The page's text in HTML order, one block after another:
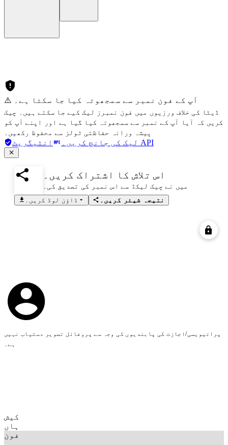
⚠️ آپ کے فون نمبر سے سمجھوتہ کیا جا سکتا ہے۔
ڈیٹا کی خلاف ورزیوں میں فون نمبرز لیک کیے جا سکتے ہیں۔ چیک
کریں کہ آیا آپ کے نمبر سے سمجھوتہ کیا گیا ہے اور اپنے آپ کو
پیشہ ورانہ حفاظتی ٹولز سے محفوظ رکھیں۔
لیک کی جانچ کریں۔ انٹیگریٹ API
اس تلاش کا اشتراک کریں۔
میں نے چیک لیکڈ سے اس نمبر کی تصدیق کی۔
ڈاؤن لوڈ کریں۔
نتیجہ شیئر کریں۔
پرائیویسی/اجازت کی پابندیوں کی وجہ سے پروفائل تصویر دستیاب نہیں
ہے۔
کیش
ہاں
فون